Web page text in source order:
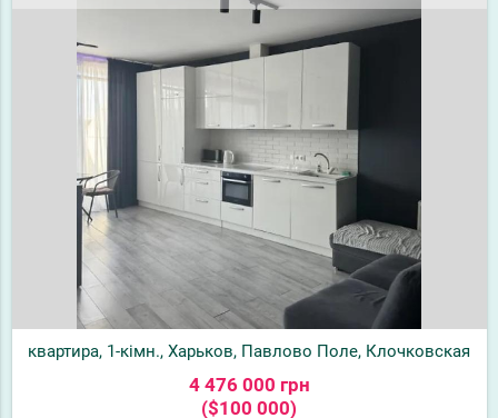
квартира, 1-кімн., Харьков, Павлово Поле, Клочковская
4 476 000 грн
($100 000)